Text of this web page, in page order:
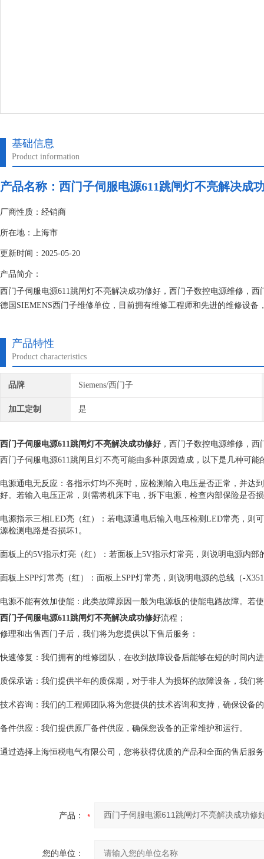
基础信息
Product information
产品名称： 西门子伺服电源611跳闸灯不亮解决成
厂商性质：经销商
所在地：上海市
更新时间：2025-05-20
产品简介：
西门子伺服电源611跳闸灯不亮解决成功修好，西门子数控电源维修，
德国SIEMENS西门子维修单位，目前拥有维修工程师和先进的维修设
产品特性
Product characteristics
品牌 Siemens/西门子
加工定制 是
西门子伺服电源611跳闸灯不亮解决成功修好 ，西门子数控电源维修，
西门子伺服电源611跳闸且灯不亮可能由多种原因造成，以下是几种可能
电源通电无反应：各指示灯均不亮时，应检测输入电压是否正常，并达
好。若输入电压正常，则需将机床下电，拆下电源，检查内部保险是否
电源指示三相LED亮（红）：若电源通电后输入电压检测LED常亮，则
源检测电路是否损坏1。
面板上的5V指示灯亮（红）：若面板上5V指示灯常亮，则说明电源内
面板上SPP灯常亮（红）：面板上SPP灯常亮，则说明电源的总线（-
电源不能有效加使能：此类故障原因一般为电源板的使能电路故障。若
西门子伺服电源611跳闸灯不亮解决成功修好流程；
修理和出售西门子后，我们将为您提供以下售后服务：
快速修复：我们拥有的维修团队，在收到故障设备后能够在短的时间内
质保承诺：我们提供半年的质保期，对于非人为损坏的故障设备，我们
技术咨询：我们的工程师团队将为您提供的技术咨询和支持，确保设备
备件供应：我们提供原厂备件供应，确保您设备的正常维护和运行。
通过选择上海恒税电气有限公司，您将获得优质的产品和全面的售后服
产品：
您的单位：